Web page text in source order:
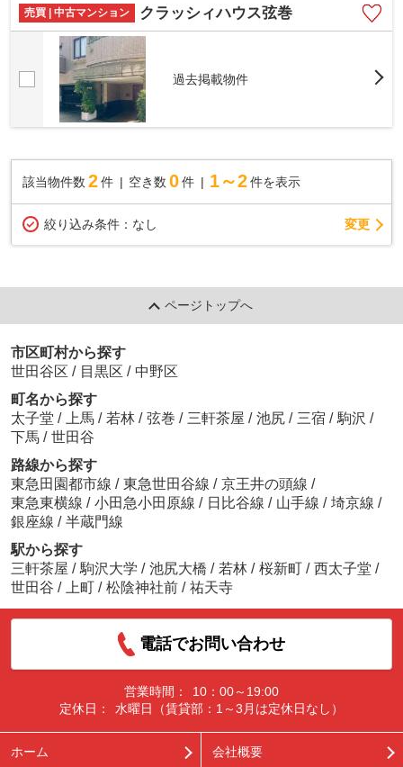
売買 | 中古マンション クラッシィハウス弦巻
過去掲載物件
該当物件数 2件 空き数 0 件 1～2 件を表示
絞り込み条件： なし 変更
ページトップへ
市区町村から探す
世田谷区 / 目黒区 / 中野区
町名から探す
太子堂 / 上馬 / 若林 / 弦巻 / 三軒茶屋 / 池尻 / 三宿 / 駒沢 /
下馬 / 世田谷
路線から探す
東急田園都市線 / 東急世田谷線 / 京王井の頭線 /
東急東横線 / 小田急小田原線 / 日比谷線 / 山手線 / 埼京線 /
銀座線 / 半蔵門線
駅から探す
三軒茶屋 / 駒沢大学 / 池尻大橋 / 若林 / 桜新町 / 西太子堂 /
世田谷 / 上町 / 松陰神社前 / 祐天寺
電話でお問い合わせ
営業時間：
10：00～19:00
定休日：
水曜日（賃貸部：1～3月は定休日なし）
ホーム 会社概要